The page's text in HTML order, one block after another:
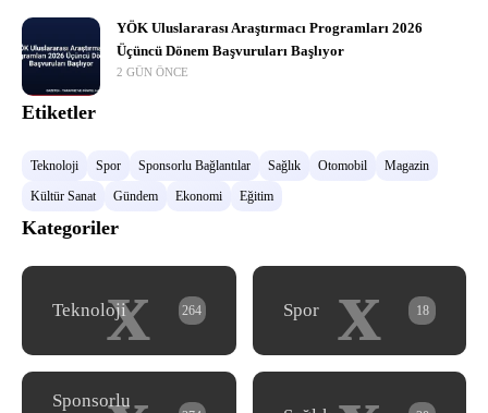
YÖK Uluslararası Araştırmacı Programları 2026
Üçüncü Dönem Başvuruları Başlıyor
2 GÜN ÖNCE
Etiketler
Teknoloji Spor Sponsorlu Bağlantılar Sağlık Otomobil
Magazin
Kültür Sanat
Gündem Ekonomi Eğitim
Kategoriler
x
Teknoloji 264 x
Spor 18
Sponsorlu